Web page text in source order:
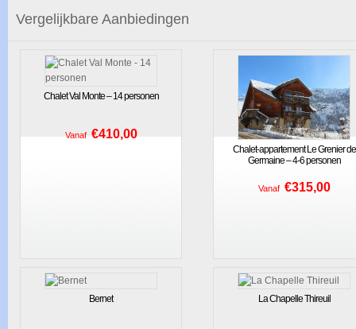
Vergelijkbare Aanbiedingen
Chalet Val Monte – 14 personen
Vanaf €410,00
Chalet-appartement Le Grenier de
Germaine – 4-6 personen
Vanaf €315,00
Bernet La Chapelle Thireuil